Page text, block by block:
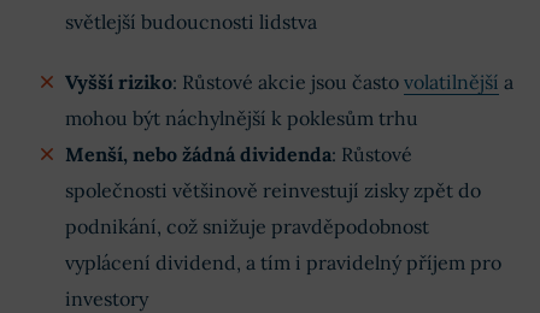
světlejší budoucnosti lidstva
Vyšší riziko: Růstové akcie jsou často volatilnější a
mohou být náchylnější k poklesům trhu
Menší, nebo žádná dividenda: Růstové
společnosti většinově reinvestují zisky zpět do
podnikání, což snižuje pravděpodobnost
vyplácení dividend, a tím i pravidelný příjem pro
investory